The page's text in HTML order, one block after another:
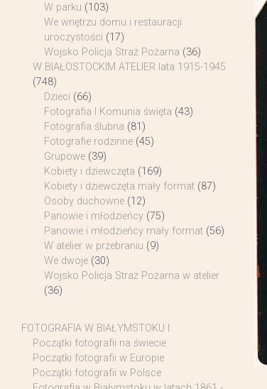
W parku (103)
We wnętrzu domu i restauracji
uroczystości (17)
Wojsko Policja Straż Pożarna (36)
W BIAŁOSTOCKIM ATELIER lata 1915-1945
(748)
Dzieci (66)
Fotografia I Komunia święta (43)
Fotografia ślubna (81)
Fotografie rodzinne (45)
Grupowe (39)
Kobiety i dziewczęta (169)
Kobiety i dziewczęta mały format (87)
Osoby duchowne (12)
Panowie i młodzieńcy (75)
Panowie i młodzieńcy mały format (56)
W atelier w przebraniu (9)
We dwoje (30)
Wojsko Policja Straż Pożarna w atelier
(36)
FOTOGRAFIA W BIAŁYMSTOKU I
Początki fotografii na świecie
Początki fotografii w Europie
Początki fotografii w Polsce